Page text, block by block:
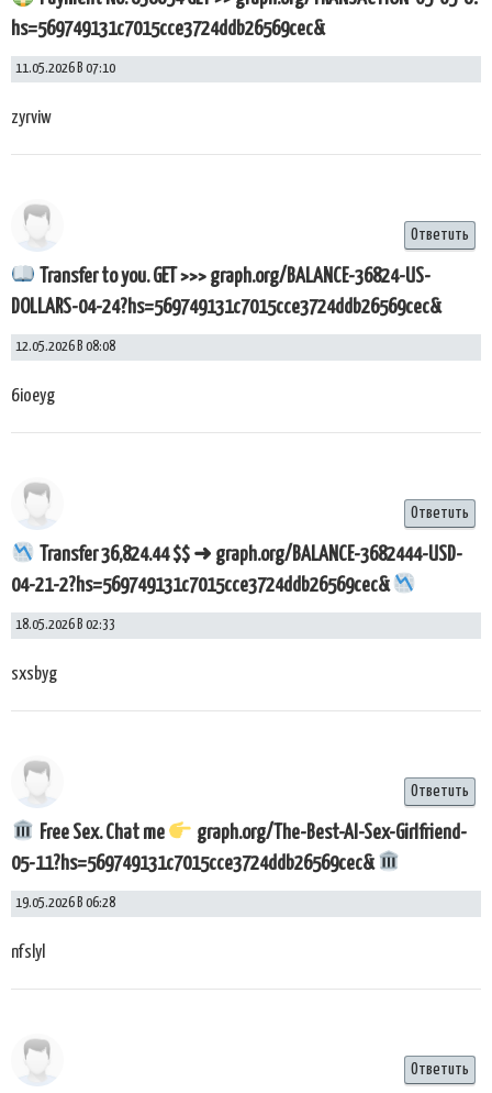
hs=569749131c7015cce3724ddb26569cec&
11.05.2026 В 07:10
zyrviw
Transfer to you. GET >>> graph.org/BALANCE-36824-US-
DOLLARS-04-24?hs=569749131c7015cce3724ddb26569cec&
12.05.2026 В 08:08
6ioeyg
Ответить
Transfer 36,824.44 $$ ➜ graph.org/BALANCE-3682444-USD-
04-21-2?hs=569749131c7015cce3724ddb26569cec&
18.05.2026 В 02:33
sxsbyg
Ответить
Free Sex. Chat me
graph.org/The-Best-AI-Sex-Girlfriend-
05-11?hs=569749131c7015cce3724ddb26569cec&
19.05.2026 В 06:28
nfslyl
Ответить
Ответить